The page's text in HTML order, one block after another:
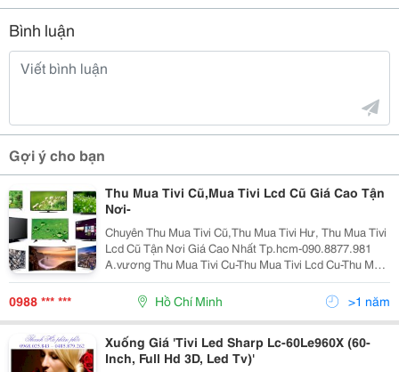
Bình luận
Gợi ý cho bạn
Thu Mua Tivi Cũ,Mua Tivi Lcd Cũ Giá Cao Tận
Nơi-
Chuyên Thu Mua Tivi Cũ,Thu Mua Tivi Hư, Thu Mua Tivi
Lcd Cũ Tận Nơi Giá Cao Nhất Tp.hcm-090.8877.981
A.vương Thu Mua Tivi Cu-Thu Mua Tivi Lcd Cu-Thu Mua
Tivi Led Cu-Mua Tivi Cu Gia Cao Tivi Lcd Ngày Nay
Dường Như Là 1 Nhu Cầu Công Nghệ Cấp
0988 *** *** Hồ Chí Minh >1 năm
Xuống Giá 'Tivi Led Sharp Lc-60Le960X (60-
Inch, Full Hd 3D, Led Tv)'